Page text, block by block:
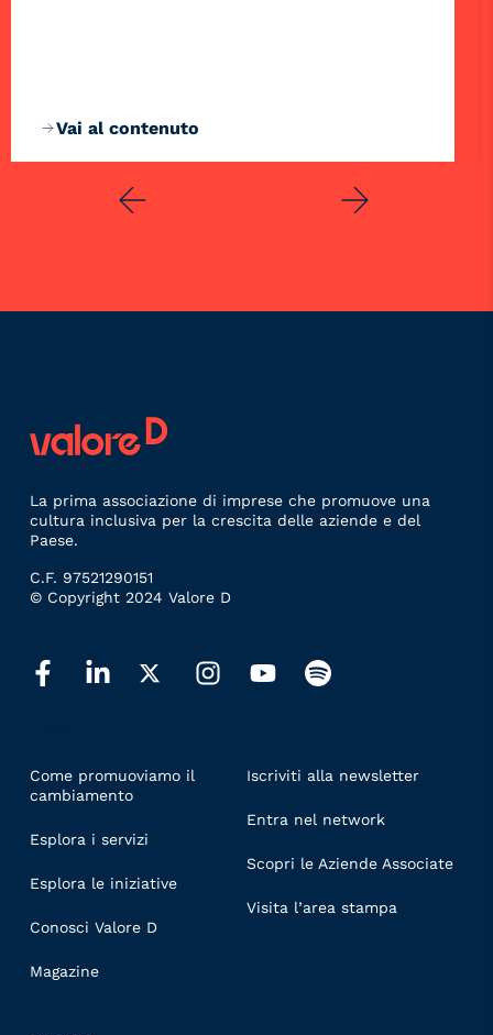
Vai al contenuto
La prima associazione di imprese che promuove una
cultura inclusiva per la crescita delle aziende e del
Paese.
C.F. 97521290151
© Copyright 2024 Valore D
Come promuoviamo il
cambiamento
Esplora i servizi
Esplora le iniziative
Conosci Valore D
Magazine
Iscriviti alla newsletter
Entra nel network
Scopri le Aziende Associate
Visita l’area stampa